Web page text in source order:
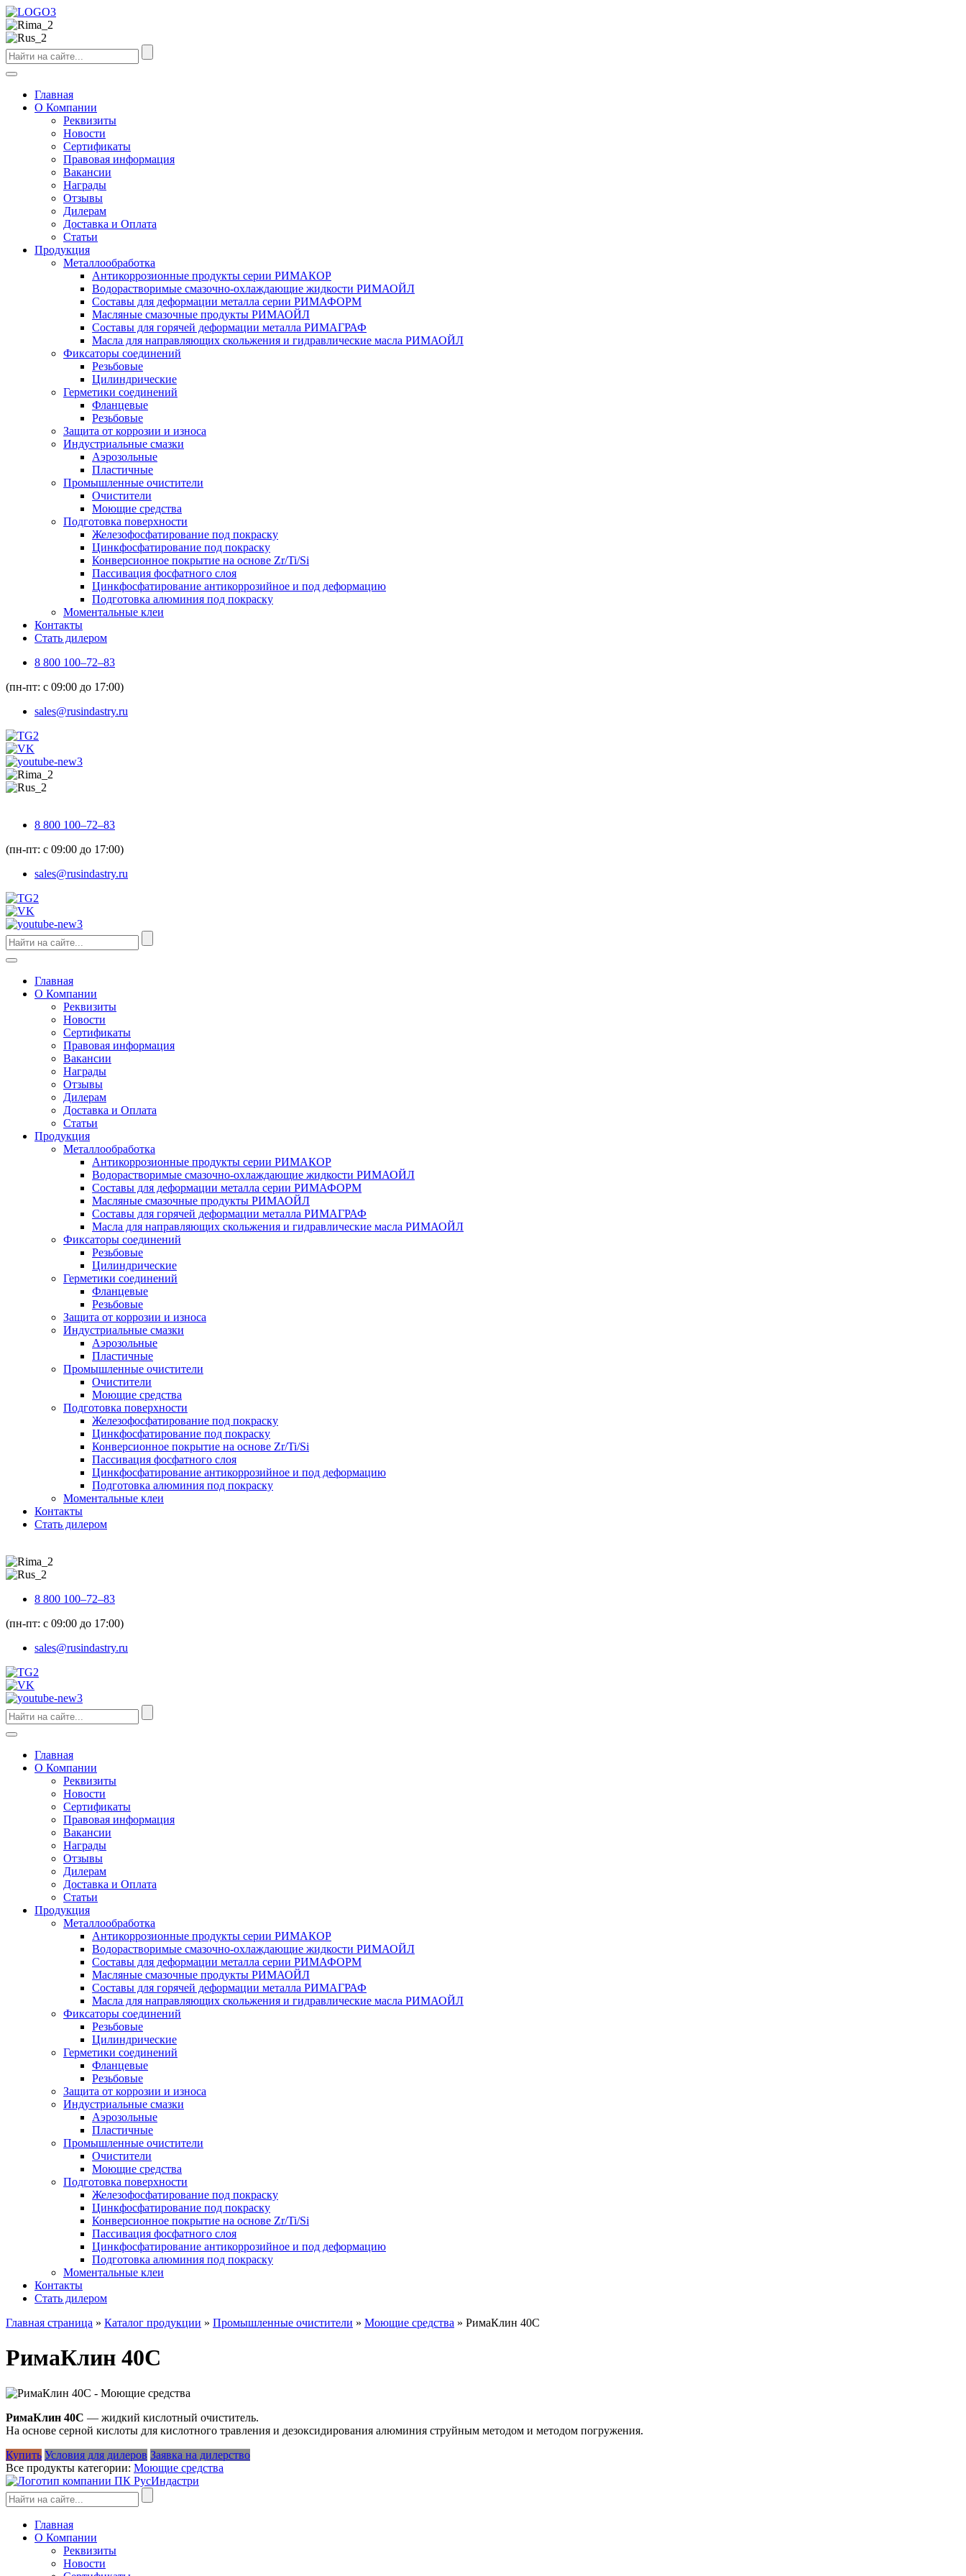
Главная
О Компании
Реквизиты
Новости
Сертификаты
Правовая информация
Вакансии
Награды
Отзывы
Дилерам
Доставка и Оплата
Статьи
Продукция
Металлообработка
Антикоррозионные продукты серии РИМАКОР
Водорастворимые смазочно-охлаждающие жидкости РИМАОЙЛ
Составы для деформации металла серии РИМАФОРМ
Масляные смазочные продукты РИМАОЙЛ
Составы для горячей деформации металла РИМАГРАФ
Масла для направляющих скольжения и гидравлические масла РИМАОЙЛ
Фиксаторы соединений
Резьбовые
Цилиндрические
Герметики соединений
Фланцевые
Резьбовые
Защита от коррозии и износа
Индустриальные смазки
Аэрозольные
Пластичные
Промышленные очистители
Очистители
Моющие средства
Подготовка поверхности
Железофосфатирование под покраску
Цинкфосфатирование под покраску
Конверсионное покрытие на основе Zr/Ti/Si
Пассивация фосфатного слоя
Цинкфосфатирование антикоррозийное и под деформацию
Подготовка алюминия под покраску
Моментальные клеи
Контакты
Стать дилером
8 800 100–72–83
(пн-пт: с 09:00 до 17:00)
sales@rusindastry.ru
8 800 100–72–83
(пн-пт: с 09:00 до 17:00)
sales@rusindastry.ru
Главная
О Компании
Реквизиты
Новости
Сертификаты
Правовая информация
Вакансии
Награды
Отзывы
Дилерам
Доставка и Оплата
Статьи
Продукция
Металлообработка
Антикоррозионные продукты серии РИМАКОР
Водорастворимые смазочно-охлаждающие жидкости РИМАОЙЛ
Составы для деформации металла серии РИМАФОРМ
Масляные смазочные продукты РИМАОЙЛ
Составы для горячей деформации металла РИМАГРАФ
Масла для направляющих скольжения и гидравлические масла РИМАОЙЛ
Фиксаторы соединений
Резьбовые
Цилиндрические
Герметики соединений
Фланцевые
Резьбовые
Защита от коррозии и износа
Индустриальные смазки
Аэрозольные
Пластичные
Промышленные очистители
Очистители
Моющие средства
Подготовка поверхности
Железофосфатирование под покраску
Цинкфосфатирование под покраску
Конверсионное покрытие на основе Zr/Ti/Si
Пассивация фосфатного слоя
Цинкфосфатирование антикоррозийное и под деформацию
Подготовка алюминия под покраску
Моментальные клеи
Контакты
Стать дилером
8 800 100–72–83
(пн-пт: с 09:00 до 17:00)
sales@rusindastry.ru
Главная
О Компании
Реквизиты
Новости
Сертификаты
Правовая информация
Вакансии
Награды
Отзывы
Дилерам
Доставка и Оплата
Статьи
Продукция
Металлообработка
Антикоррозионные продукты серии РИМАКОР
Водорастворимые смазочно-охлаждающие жидкости РИМАОЙЛ
Составы для деформации металла серии РИМАФОРМ
Масляные смазочные продукты РИМАОЙЛ
Составы для горячей деформации металла РИМАГРАФ
Масла для направляющих скольжения и гидравлические масла РИМАОЙЛ
Фиксаторы соединений
Резьбовые
Цилиндрические
Герметики соединений
Фланцевые
Резьбовые
Защита от коррозии и износа
Индустриальные смазки
Аэрозольные
Пластичные
Промышленные очистители
Очистители
Моющие средства
Подготовка поверхности
Железофосфатирование под покраску
Цинкфосфатирование под покраску
Конверсионное покрытие на основе Zr/Ti/Si
Пассивация фосфатного слоя
Цинкфосфатирование антикоррозийное и под деформацию
Подготовка алюминия под покраску
Моментальные клеи
Контакты
Стать дилером
Главная страница » Каталог продукции » Промышленные очистители » Моющие средства » РимаКлин 40С
РимаКлин 40С
РимаКлин 40С — жидкий кислотный очиститель.
На основе серной кислоты для кислотного травления и дезоксидирования алюминия струйным методом и методом погружения.
Купить Условия для дилеров Заявка на дилерство
Все продукты категории: Моющие средства
Главная
О Компании
Реквизиты
Новости